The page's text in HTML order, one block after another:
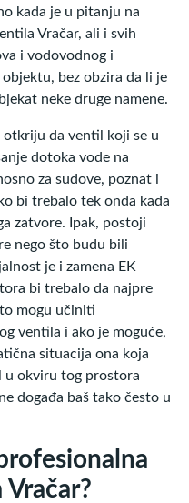
kada je u pitanju na
Vračar, ali i svih
i vodovodnog i
bez obzira da li je
neke druge namene.
da ventil koji se u
dotoka vode na
za sudove, poznat i
bi trebalo tek onda kada
zatvore. Ipak, postoji
nego što budu bili
je i zamena EK
bi trebalo da najpre
mogu učiniti
ventila i ako je moguće,
situacija ona koja
u okviru tog prostora
događa baš tako često u